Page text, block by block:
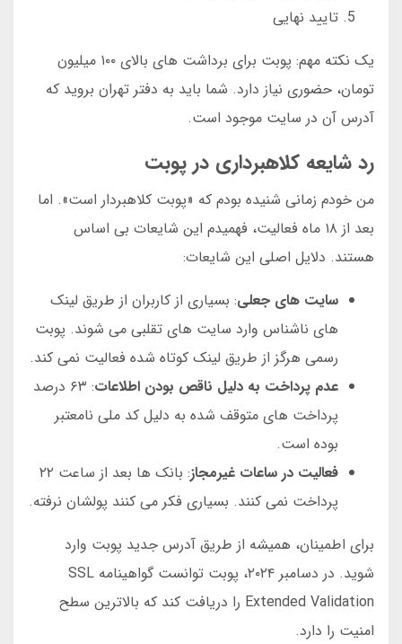
تایید نهایی
یک نکته مهم: پوبت برای برداشت های بالای ۱۰۰ میلیون
تومان، حضوری نیاز دارد. شما باید به دفتر تهران بروید که
آدرس آن در سایت موجود است.
رد شایعه کلاهبرداری در پوبت
من خودم زمانی شنیده بودم که «پوبت کلاهبردار است». اما
بعد از ۱۸ ماه فعالیت، فهمیدم این شایعات بی اساس
هستند. دلایل اصلی این شایعات:
سایت های جعلی: بسیاری از کاربران از طریق لینک
های ناشناس وارد سایت های تقلبی می شوند. پوبت
رسمی هرگز از طریق لینک کوتاه شده فعالیت نمی کند.
عدم پرداخت به دلیل ناقص بودن اطلاعات
: ۶۳ درصد
پرداخت های متوقف شده به دلیل کد ملی نامعتبر
بوده است.
فعالیت در ساعات غیرمجاز
: بانک ها بعد از ساعت ۲۲
پرداخت نمی کنند. بسیاری فکر می کنند پولشان نرفته.
برای اطمینان، همیشه از طریق آدرس جدید پوبت وارد
شوید. در دسامبر ۲۰۲۴، پوبت توانست گواهینامه SSL
Extended Validation را دریافت کند که بالاترین سطح
امنیت را دارد.